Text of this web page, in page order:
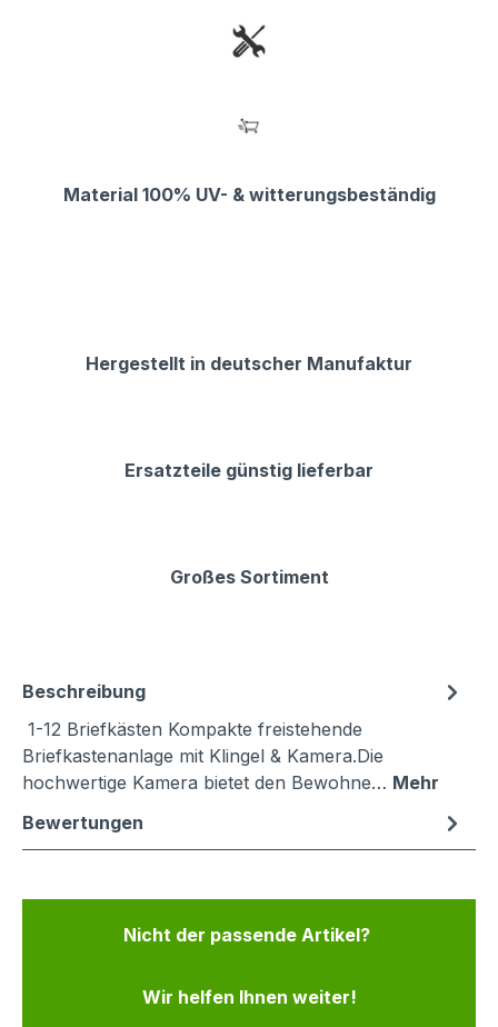
Material 100% UV- & witterungsbeständig
Hergestellt in deutscher Manufaktur
Ersatzteile günstig lieferbar
Großes Sortiment
Beschreibung
1-12 Briefkästen Kompakte freistehende
Briefkastenanlage mit Klingel & Kamera.Die
hochwertige Kamera bietet den Bewohne… Mehr
Bewertungen
Nicht der passende Artikel?
Wir helfen Ihnen weiter!